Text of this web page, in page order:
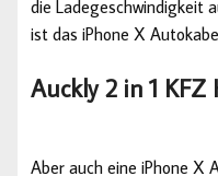
die Ladegeschwindigkeit
ist das iPhone X
Auckly 2 in 1
Aber auch eine iPhone X